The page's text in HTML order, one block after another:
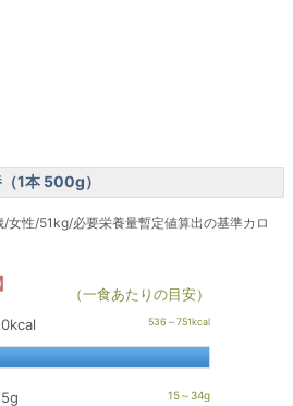
1本 500g）
女性/51kg/必要栄養量暫定値算出の基準カロ
（一食あたりの目安）